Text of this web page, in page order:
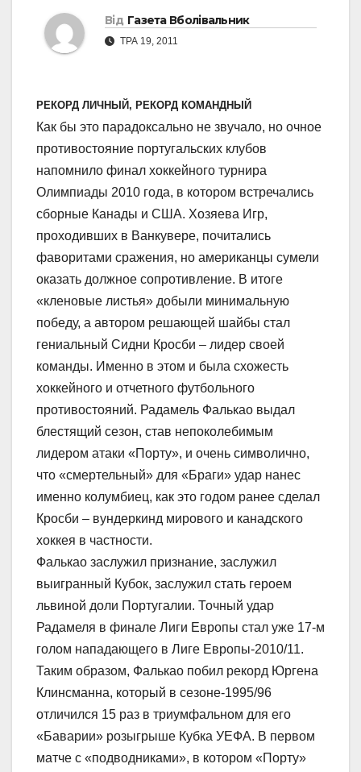
Від Газета Вболівальник
ТРА 19, 2011
РЕКОРД ЛИЧНЫЙ, РЕКОРД КОМАНДНЫЙ
Как бы это парадоксально не звучало, но очное
противостояние португальских клубов
напомнило финал хоккейного турнира
Олимпиады 2010 года, в котором встречались
сборные Канады и США. Хозяева Игр,
проходивших в Ванкувере, почитались
фаворитами сражения, но американцы сумели
оказать должное сопротивление. В итоге
«кленовые листья» добыли минимальную
победу, а автором решающей шайбы стал
гениальный Сидни Кросби – лидер своей
команды. Именно в этом и была схожесть
хоккейного и отчетного футбольного
противостояний. Радамель Фалькао выдал
блестящий сезон, став непоколебимым
лидером атаки «Порту», и очень символично,
что «смертельный» для «Браги» удар нанес
именно колумбиец, как это годом ранее сделал
Кросби – вундеркинд мирового и канадского
хоккея в частности.
Фалькао заслужил признание, заслужил
выигранный Кубок, заслужил стать героем
львиной доли Португалии. Точный удар
Радамеля в финале Лиги Европы стал уже 17-м
голом нападающего в Лиге Европы-2010/11.
Таким образом, Фалькао побил рекорд Юргена
Клинсманна, который в сезоне-1995/96
отличился 15 раз в триумфальном для его
«Баварии» розыгрыше Кубка УЕФА. В первом
матче с «подводниками», в котором «Порту»